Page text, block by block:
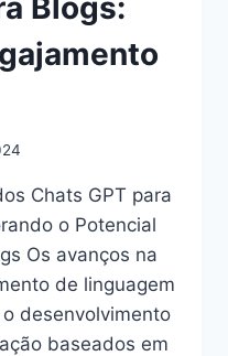
Blogs:
Chats GPT para
o Potencial
Os avanços na
de linguagem
desenvolvimento
baseados em